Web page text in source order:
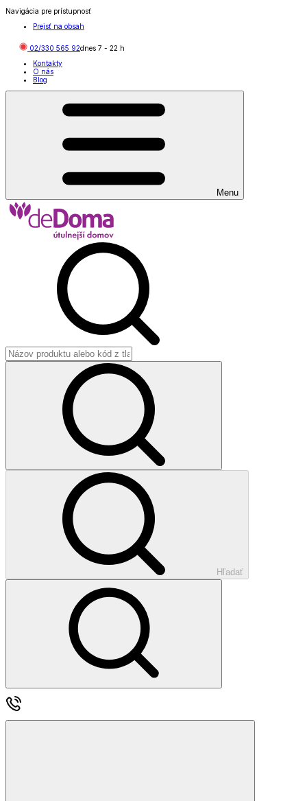
Navigácia pre prístupnosť
Prejsť na obsah
02/330 565 92dnes 7 - 22 h
Kontakty
O nás
Blog
Menu
Hľadať